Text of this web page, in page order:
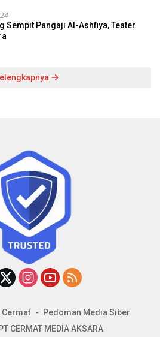
Sempit Pangaji Al-Ashfiya, Teater
Cermat
Pedoman Media Siber
CERMAT MEDIA AKSARA